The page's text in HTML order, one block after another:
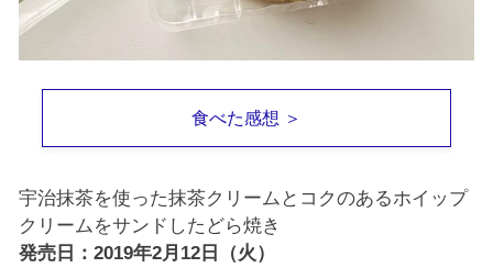
食べた感想 ＞
宇治抹茶を使った抹茶クリームとコクのあるホイップ
クリームをサンドしたどら焼き
発売日：2019年2月12日（火）